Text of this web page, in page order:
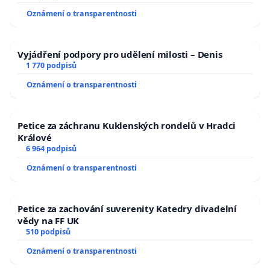
Oznámení o transparentnosti
Vyjádření podpory pro udělení milosti – Denis
1 770 podpisů
Oznámení o transparentnosti
Petice za záchranu Kuklenských rondelů v Hradci
Králové
6 964 podpisů
Oznámení o transparentnosti
Petice za zachování suverenity Katedry divadelní
vědy na FF UK
510 podpisů
Oznámení o transparentnosti